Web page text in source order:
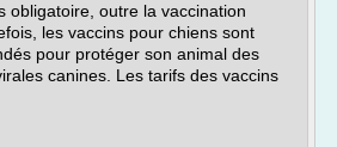
obligatoire, outre la vaccination
les vaccins pour chiens sont
pour protéger son animal des
canines. Les tarifs des vaccins